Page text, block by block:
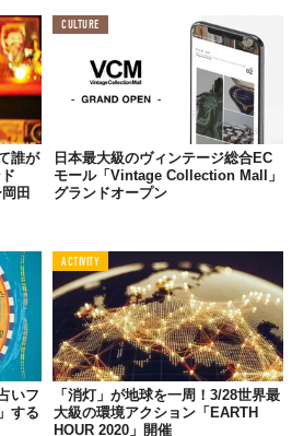
誰が
田
CULTURE
日本最大級のヴィンテージ総合EC
モール「Vintage Collection Mall」
グランドオープン
いフ
する
ACTIVITY
「消灯」が地球を一周！3/28世界最
大級の環境アクション「EARTH
HOUR 2020」開催